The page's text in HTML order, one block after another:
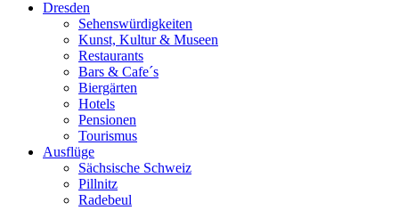
Dresden
Sehenswürdigkeiten
Kunst, Kultur & Museen
Restaurants
Bars & Cafe´s
Biergärten
Hotels
Pensionen
Tourismus
Ausflüge
Sächsische Schweiz
Pillnitz
Radebeul